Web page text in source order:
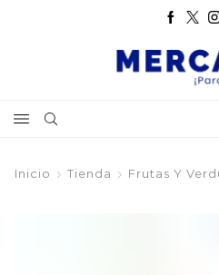
Inicio Tienda Frutas Y